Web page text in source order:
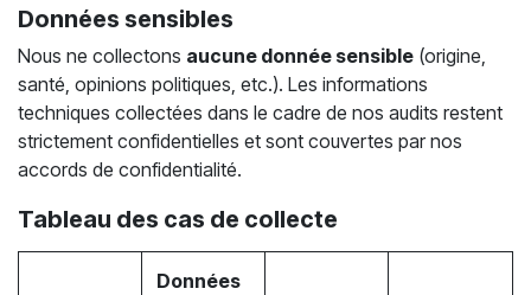
Données sensibles
Nous ne collectons aucune donnée sensible (origine,
santé, opinions politiques, etc.). Les informations
techniques collectées dans le cadre de nos audits restent
strictement confidentielles et sont couvertes par nos
accords de confidentialité.
Tableau des cas de collecte
Données